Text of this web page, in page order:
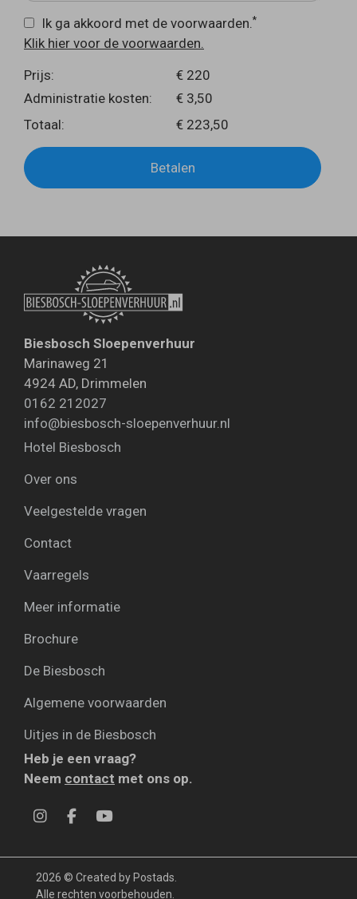
Ik ga akkoord met de voorwaarden.*
Klik hier voor de voorwaarden.
Prijs:
€ 220
Administratie kosten:
€ 3,50
Totaal:
€ 223,50
Betalen
Biesbosch Sloepenverhuur
Marinaweg 21
4924 AD, Drimmelen
0162 212027
info@biesbosch-sloepenverhuur.nl
Hotel Biesbosch
Over ons
Veelgestelde vragen
Contact
Vaarregels
Meer informatie
Brochure
De Biesbosch
Algemene voorwaarden
Uitjes in de Biesbosch
Heb je een vraag?
Neem contact met ons op.
2026 © Created by Postads
Alle rechten voorbehouden.